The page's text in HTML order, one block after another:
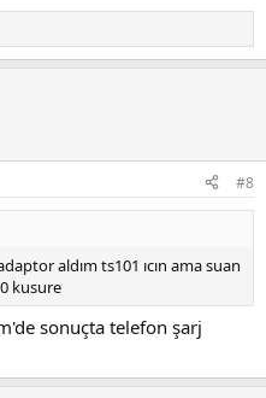
#8
aldım ts101 ıcın ama suan
kusure
sonuçta telefon şarj